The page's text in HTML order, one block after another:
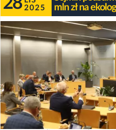
2025
mln zł na